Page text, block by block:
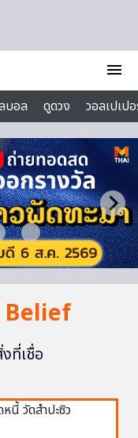
menu
บอล ดูดวง
วอลเปเป
ที่เชื่อ